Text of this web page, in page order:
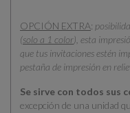
OPCIÓN EXTRA:
(solo a 1 color), esta
que tus invitaciones estén
pestaña de impresión en
Se sirve con todos sus
excepción de una unidad